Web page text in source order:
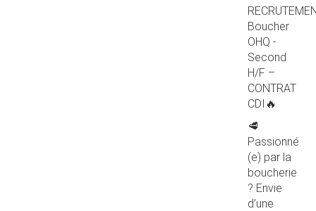
Boucher
OHQ -
Second
H/F –
CONTRAT
CDI🔥
🥩
Passionné
(e) par la
boucherie
? Envie
d’une